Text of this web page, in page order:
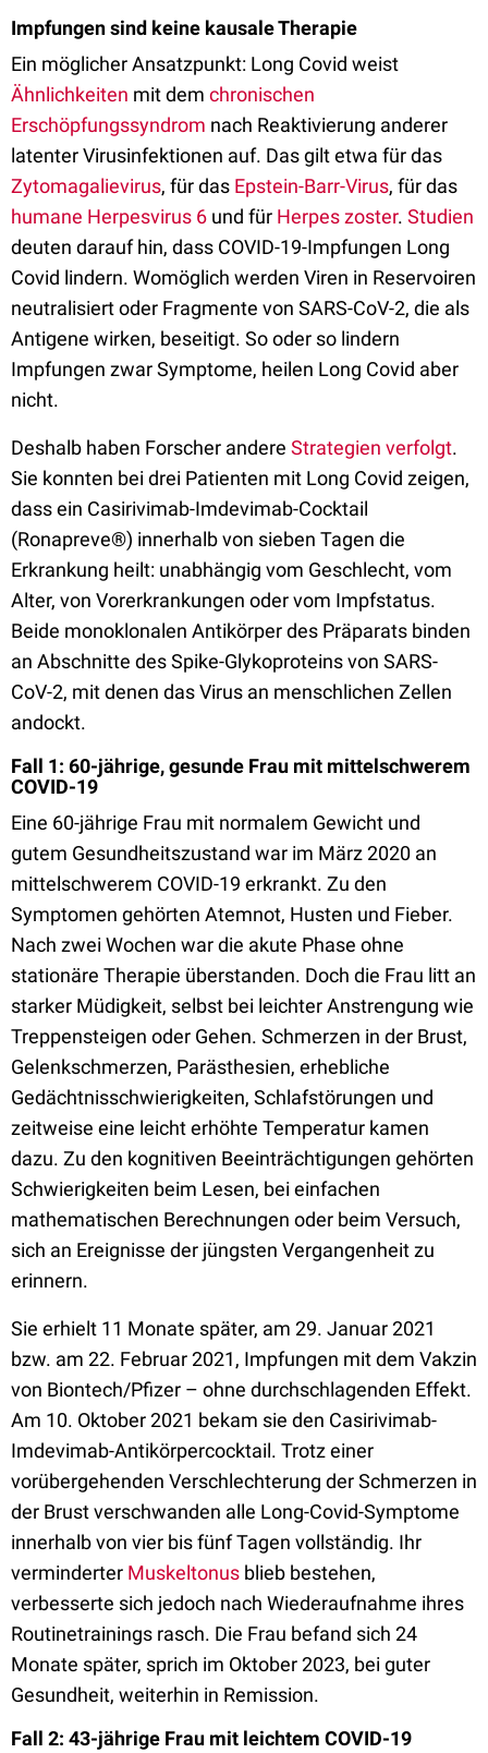
Impfungen sind keine kausale Therapie
Ein möglicher Ansatzpunkt: Long Covid weist
Ähnlichkeiten mit dem chronischen
Erschöpfungssyndrom nach Reaktivierung anderer
latenter Virusinfektionen auf. Das gilt etwa für das
Zytomagalievirus, für das Epstein-Barr-Virus, für das
humane Herpesvirus 6 und für Herpes zoster. Studien
deuten darauf hin, dass COVID-19-Impfungen Long
Covid lindern. Womöglich werden Viren in Reservoiren
neutralisiert oder Fragmente von SARS-CoV-2, die als
Antigene wirken, beseitigt. So oder so lindern
Impfungen zwar Symptome, heilen Long Covid aber
nicht.
Deshalb haben Forscher andere Strategien verfolgt.
Sie konnten bei drei Patienten mit Long Covid zeigen,
dass ein Casirivimab-Imdevimab-Cocktail
(Ronapreve®) innerhalb von sieben Tagen die
Erkrankung heilt: unabhängig vom Geschlecht, vom
Alter, von Vorerkrankungen oder vom Impfstatus.
Beide monoklonalen Antikörper des Präparats binden
an Abschnitte des Spike-Glykoproteins von SARS-
CoV-2, mit denen das Virus an menschlichen Zellen
andockt.
Fall 1: 60-jährige, gesunde Frau mit mittelschwerem
COVID-19
Eine 60-jährige Frau mit normalem Gewicht und
gutem Gesundheitszustand war im März 2020 an
mittelschwerem COVID-19 erkrankt. Zu den
Symptomen gehörten Atemnot, Husten und Fieber.
Nach zwei Wochen war die akute Phase ohne
stationäre Therapie überstanden. Doch die Frau litt an
starker Müdigkeit, selbst bei leichter Anstrengung wie
Treppensteigen oder Gehen. Schmerzen in der Brust,
Gelenkschmerzen, Parästhesien, erhebliche
Gedächtnisschwierigkeiten, Schlafstörungen und
zeitweise eine leicht erhöhte Temperatur kamen
dazu. Zu den kognitiven Beeinträchtigungen gehörten
Schwierigkeiten beim Lesen, bei einfachen
mathematischen Berechnungen oder beim Versuch,
sich an Ereignisse der jüngsten Vergangenheit zu
erinnern.
Sie erhielt 11 Monate später, am 29. Januar 2021
bzw. am 22. Februar 2021, Impfungen mit dem Vakzin
von Biontech/Pfizer – ohne durchschlagenden Effekt.
Am 10. Oktober 2021 bekam sie den Casirivimab-
Imdevimab-Antikörpercocktail. Trotz einer
vorübergehenden Verschlechterung der Schmerzen in
der Brust verschwanden alle Long-Covid-Symptome
innerhalb von vier bis fünf Tagen vollständig. Ihr
verminderter Muskeltonus blieb bestehen,
verbesserte sich jedoch nach Wiederaufnahme ihres
Routinetrainings rasch. Die Frau befand sich 24
Monate später, sprich im Oktober 2023, bei guter
Gesundheit, weiterhin in Remission.
Fall 2: 43-jährige Frau mit leichtem COVID-19